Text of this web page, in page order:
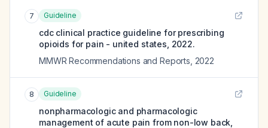
7 Guideline
cdc clinical practice guideline for prescribing
opioids for pain - united states, 2022.
MMWR Recommendations and Reports 2022
8 Guideline
nonpharmacologic and pharmacologic
management of acute pain from non-low back,